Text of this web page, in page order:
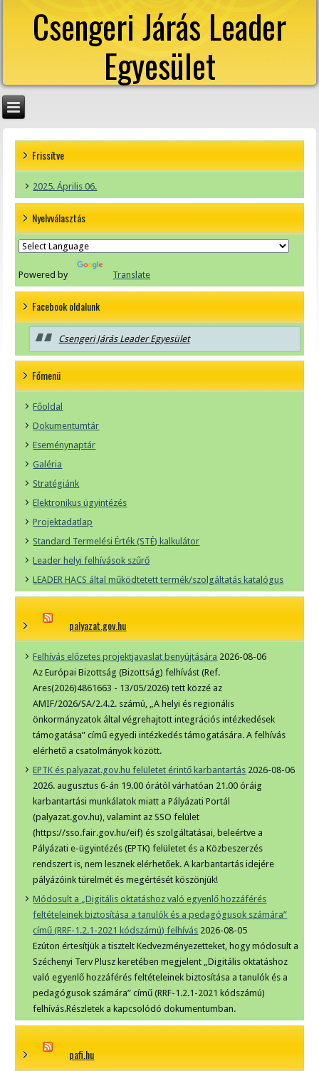
Csengeri Járás Leader
Egyesület
Frissítve
2025. Április 06.
Nyelvválasztás
Powered by Translate
Facebook oldalunk
Csengeri Járás Leader Egyesület
Főmenü
Főoldal
Dokumentumtár
Eseménynaptár
Galéria
Stratégiánk
Elektronikus ügyintézés
Projektadatlap
Standard Termelési Érték (STÉ) kalkulátor
Leader helyi felhívások szűrő
LEADER HACS által működtetett termék/szolgáltatás katalógus
palyazat.gov.hu
Felhívás előzetes projektjavaslat benyújtására 2026-08-06
Az Európai Bizottság (Bizottság) felhívást (Ref.
Ares(2026)4861663 - 13/05/2026) tett közzé az
AMIF/2026/SA/2.4.2. számú, „A helyi és regionális
önkormányzatok által végrehajtott integrációs intézkedések
támogatása” című egyedi intézkedés támogatására. A felhívás
elérhető a csatolmányok között.
EPTK és palyazat.gov.hu felületet érintő karbantartás 2026-08-06
2026. augusztus 6-án 19.00 órától várhatóan 21.00 óráig
karbantartási munkálatok miatt a Pályázati Portál
(palyazat.gov.hu), valamint az SSO felület
(https://sso.fair.gov.hu/eif) és szolgáltatásai, beleértve a
Pályázati e-ügyintézés (EPTK) felületet és a Közbeszerzés
rendszert is, nem lesznek elérhetőek. A karbantartás idejére
pályázóink türelmét és megértését köszönjük!
Módosult a „Digitális oktatáshoz való egyenlő hozzáférés
feltételeinek biztosítása a tanulók és a pedagógusok számára”
című (RRF-1.2.1-2021 kódszámú) felhívás 2026-08-05
Ezúton értesítjük a tisztelt Kedvezményezetteket, hogy módosult a
Széchenyi Terv Plusz keretében megjelent „Digitális oktatáshoz
való egyenlő hozzáférés feltételeinek biztosítása a tanulók és a
pedagógusok számára” című (RRF-1.2.1-2021 kódszámú)
felhívás.Részletek a kapcsolódó dokumentumban.
pafi.hu